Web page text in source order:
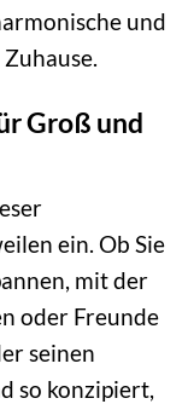
und
Groß und
ein. Ob Sie
mit der
oder Freunde
seinen
so konzipiert,